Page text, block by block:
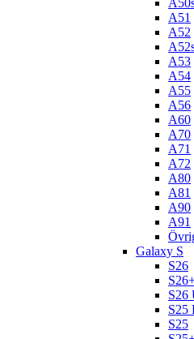
A51
A52
A53
A54
A55
A56
A60
A70
A71
A72
A80
A81
A90
A91
Galaxy S
S26
S26
S25
S25